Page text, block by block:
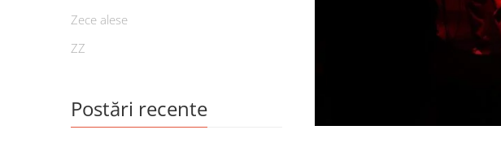
Zece alese
ZZ
Postări recente